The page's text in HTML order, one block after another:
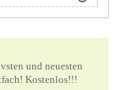
und neuesten
Kostenlos!!!